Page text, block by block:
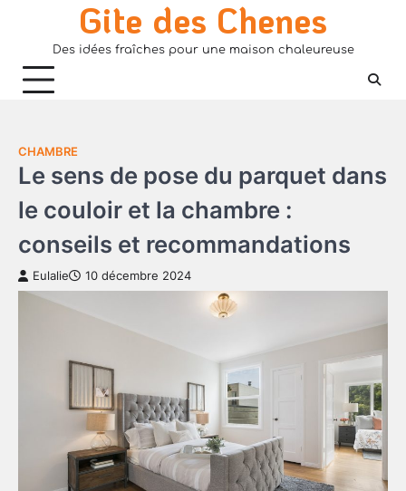
Gite des Chenes
Des idées fraîches pour une maison chaleureuse
CHAMBRE
Le sens de pose du parquet dans
le couloir et la chambre :
conseils et recommandations
Eulalie 10 décembre 2024